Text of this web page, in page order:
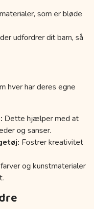
som er bløde
udfordrer dit barn, så
hver har deres egne
Dette hjælper med at
og sanser.
Fostrer kreativitet
og kunstmaterialer